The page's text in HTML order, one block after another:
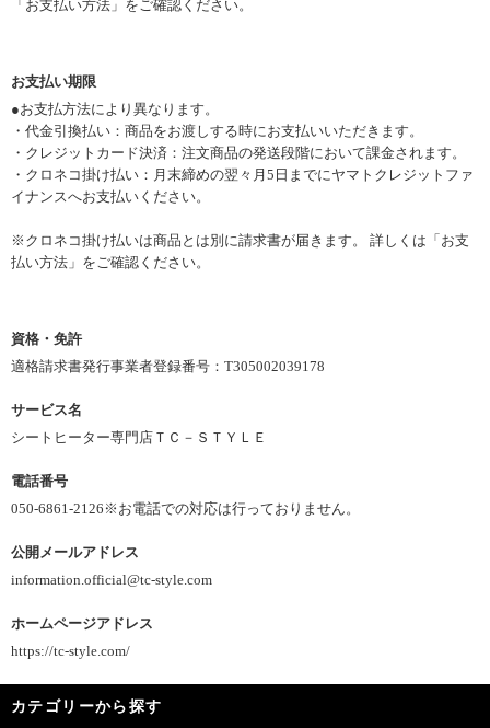
「 お支払い方法 」をご確認ください。
お支払い期限
●お支払方法により異なります。
・代金引換払い：商品をお渡しする時にお支払いいただきます。
・クレジットカード決済：注文商品の発送段階において課金されます。
・クロネコ掛け払い：月末締めの翌々月5日までにヤマトクレジットファ
イナンスへお支払いください。
※クロネコ掛け払いは商品とは別に請求書が届きます。 詳しくは「 お支
払い方法 」をご確認ください。
資格・免許
適格請求書発行事業者登録番号：T305002039178
サービス名
シートヒーター専門店ＴＣ－ＳＴＹＬＥ
電話番号
050-6861-2126※お電話での対応は行っておりません。
公開メールアドレス
information.official@tc-style.com
ホームページアドレス
https://tc-style.com/
カテゴリーから探す